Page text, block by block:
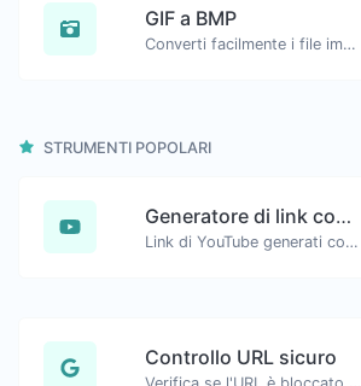
GIF a BMP
Converti facilmente i file immagine GIF in BMP.
STRUMENTI POPOLARI
Generatore di link con timestamp di YouTube
Link di YouTube generati con timestamp di inizio preciso, utili per gli utenti mobili.
Controllo URL sicuro